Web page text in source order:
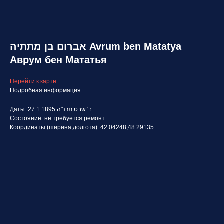
אברום בן מתתיה Avrum ben Matatya
Аврум бен Мататья
Перейти к карте
Подробная информация:
Даты: 27.1.1895 ב' שבט תרנ"ה
Состояние: не требуется ремонт
Координаты (ширина,долгота): 42.04248,48.29135